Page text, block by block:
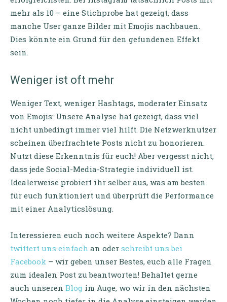
mehr als 10 – eine Stichprobe hat gezeigt, dass
manche User ganze Bilder mit Emojis nachbauen.
Dies könnte ein Grund für den gefundenen Effekt
sein.
Weniger ist oft mehr
Weniger Text, weniger Hashtags, moderater Einsatz
von Emojis: Unsere Analyse hat gezeigt, dass viel
nicht unbedingt immer viel hilft. Die Netzwerknutzer
scheinen überfrachtete Posts nicht zu honorieren.
Nutzt diese Erkenntnis für euch! Aber vergesst nicht,
dass jede Social-Media-Strategie individuell ist.
Idealerweise probiert ihr selber aus, was am besten
für euch funktioniert und überprüft die Performance
mit einer Analyticslösung.
Interessieren euch noch weitere Aspekte? Dann
twittert uns einfach an oder schreibt uns bei
Facebook – wir geben unser Bestes, euch alle Fragen
zum idealen Post zu beantworten! Behaltet gerne
auch unseren Blog im Auge, wo wir in den nächsten